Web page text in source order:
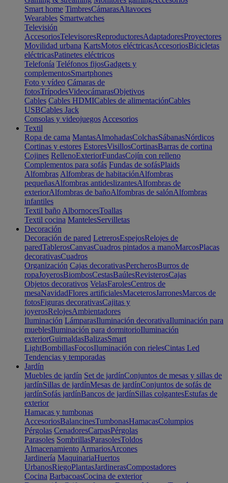
Smart home TimbresCámarasAltavoces
Wearables Smartwatches
Televisión
AccesoriosTelevisoresReproductoresAdaptadoresProyectores
Movilidad urbana KartsMotos eléctricasAccesoriosBicicletas
eléctricasPatinetes eléctricos
Telefonía Teléfonos fijosGadgets y
complementosSmartphones
Foto y vídeo Cámaras de
fotosTrípodesVideocámarasObjetivos
Cables Cables HDMICables de alimentaciónCables
USBCables Jack
Consolas y videojuegos Accesorios
Textil
Ropa de cama MantasAlmohadasColchasSábanasNórdicos
Cortinas y estores EstoresVisillosCortinasBarras de cortina
Cojines RellenoExteriorFundasCojín con relleno
Complementos para sofás Fundas de sofásPlaids
Alfombras Alfombras de habitaciónAlfombras
pequeñasAlfombras antideslizantesAlfombras de
exteriorAlfombras de bañoAlfombras de salónAlfombras
infantiles
Textil baño AlbornocesToallas
Textil cocina MantelesServilletas
Decoración
Decoración de pared LetrerosEspejosRelojes de
paredTablerosCanvasCuadros pintados a manoMarcosPlacas
decorativasCuadros
Organización Cajas decorativasPercherosBurros de
ropaJoyerosBiombosCestasBaúlesRevisterosCajas
Objetos decorativos VelasFarolesCentros de
mesaNavidadFlores artificialesMaceterosJarronesMarcos de
fotosFiguras decorativasCajitas y
joyerosRelojesAmbientadores
Iluminación LámparasIluminación decorativaIluminación para
mueblesIluminación para dormitorioIluminación
exteriorGuirnaldasBalizasSmart
LightBombillasFocosIluminación con rielesCintas Led
Tendencias y temporadas
Jardín
Muebles de jardín Set de jardínConjuntos de mesas y sillas de
jardínSillas de jardínMesas de jardínConjuntos de sofás de
jardínSofás jardínBancos de jardínSillas colgantesEstufas de
exterior
Hamacas y tumbonas
AccesoriosBalancinesTumbonasHamacasColumpios
Pérgolas CenadoresCarpasPérgolas
Parasoles SombrillasParasolesToldos
Almacenamiento ArmariosArcones
Jardinería MaquinariaHuertos
UrbanosRiegoPlantasJardinerasCompostadores
Cocina BarbacoasCocina de exterior